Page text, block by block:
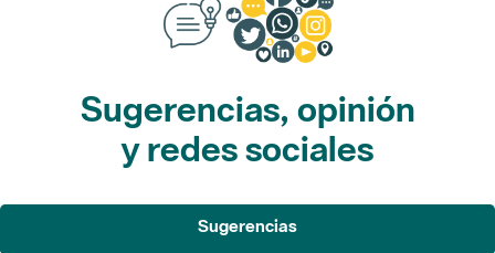
Sugerencias, opinión
y redes sociales
Sugerencias